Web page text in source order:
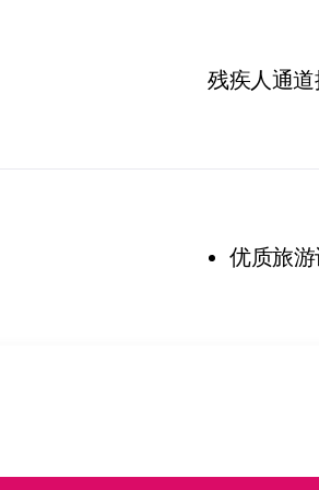
残疾人通
优质旅